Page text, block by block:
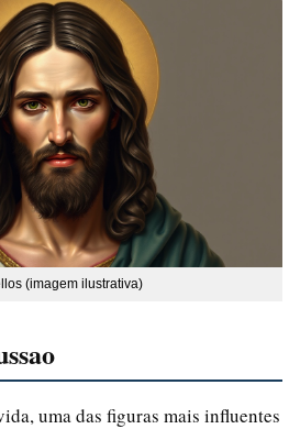
(imagem ilustrativa)
uma das figuras mais influentes